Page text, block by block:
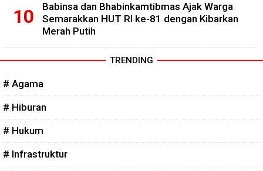
Babinsa dan Bhabinkamtibmas Ajak Warga
Semarakkan HUT RI ke-81 dengan Kibarkan
Merah Putih
TRENDING
# Agama
# Hiburan
# Hukum
# Infrastruktur